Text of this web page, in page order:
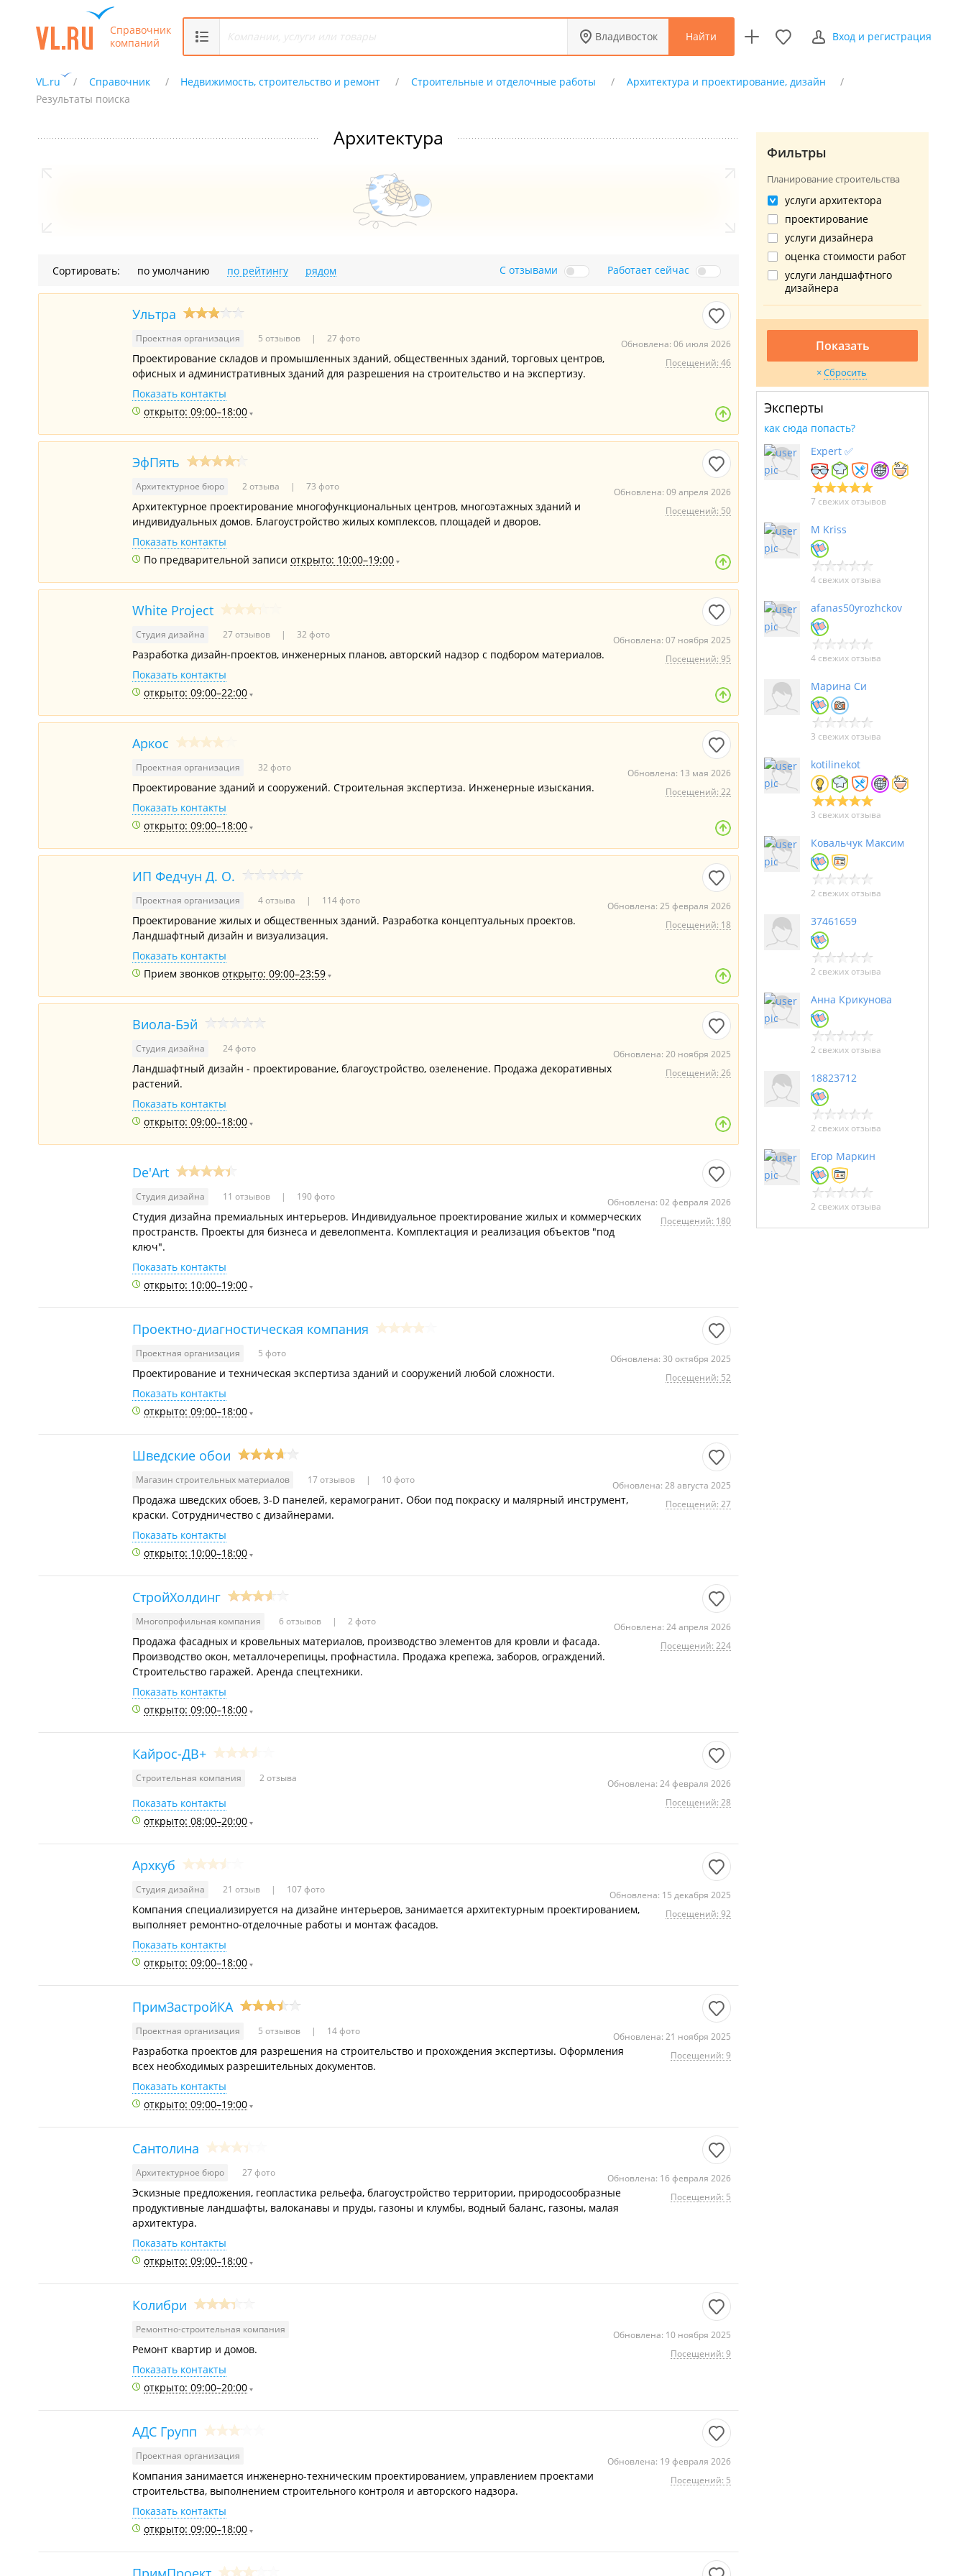
Справочник
компаний
Владивосток Найти Вход и регистрация
VL.ru Справочник Недвижимость, строительство и ремонт Строительные и отделочные работы
Архитектура и проектирование, дизайн
Результаты поиска
Архитектура
Сортировать: по умолчанию по рейтингу рядом С отзывами Работает сейчас
Ультра
Проектная организация 5 отзывов 27 фото
Обновлена: 06 июля 2026
Посещений: 46
Проектирование складов и промышленных зданий, общественных зданий, торговых центров,
офисных и административных зданий для разрешения на строительство и на экспертизу.
Показать контакты
открыто: 09:00–18:00
ЭфПять
Архитектурное бюро 2 отзыва 73 фото
Обновлена: 09 апреля 2026
Посещений: 50
Архитектурное проектирование многофункциональных центров, многоэтажных зданий и
индивидуальных домов. Благоустройство жилых комплексов, площадей и дворов.
Показать контакты
По предварительной записи открыто: 10:00–19:00
White Project
Студия дизайна 27 отзывов 32 фото
Обновлена: 07 ноября 2025
Посещений: 95
Разработка дизайн-проектов, инженерных планов, авторский надзор с подбором материалов.
Показать контакты
открыто: 09:00–22:00
Аркос
Проектная организация 32 фото
Обновлена: 13 мая 2026
Посещений: 22
Проектирование зданий и сооружений. Строительная экспертиза. Инженерные изыскания.
Показать контакты
открыто: 09:00–18:00
ИП Федчун Д. О.
Проектная организация 4 отзыва 114 фото
Обновлена: 25 февраля 2026
Посещений: 18
Проектирование жилых и общественных зданий. Разработка концептуальных проектов.
Ландшафтный дизайн и визуализация.
Показать контакты
Прием звонков открыто: 09:00–23:59
Виола-Бэй
Студия дизайна 24 фото
Обновлена: 20 ноября 2025
Посещений: 26
Ландшафтный дизайн - проектирование, благоустройство, озеленение. Продажа декоративных
растений.
Показать контакты
открыто: 09:00–18:00
De'Art
Студия дизайна 11 отзывов 190 фото
Обновлена: 02 февраля 2026
Посещений: 180
Студия дизайна премиальных интерьеров. Индивидуальное проектирование жилых и коммерческих
пространств. Проекты для бизнеса и девелопмента. Комплектация и реализация объектов "под
ключ".
Показать контакты
открыто: 10:00–19:00
Проектно-диагностическая компания
Проектная организация 5 фото
Обновлена: 30 октября 2025
Посещений: 52
Проектирование и техническая экспертиза зданий и сооружений любой сложности.
Показать контакты
открыто: 09:00–18:00
Шведские обои
Магазин строительных материалов 17 отзывов 10 фото
Обновлена: 28 августа 2025
Посещений: 27
Продажа шведских обоев, 3-D панелей, керамогранит. Обои под покраску и малярный инструмент,
краски. Сотрудничество с дизайнерами.
Показать контакты
открыто: 10:00–18:00
СтройХолдинг
Многопрофильная компания 6 отзывов 2 фото
Обновлена: 24 апреля 2026
Посещений: 224
Продажа фасадных и кровельных материалов, производство элементов для кровли и фасада.
Производство окон, металлочерепицы, профнастила. Продажа крепежа, заборов, ограждений.
Строительство гаражей. Аренда спецтехники.
Показать контакты
открыто: 09:00–18:00
Кайрос-ДВ+
Строительная компания 2 отзыва
Обновлена: 24 февраля 2026
Посещений: 28
Показать контакты
открыто: 08:00–20:00
Архкуб
Студия дизайна 21 отзыв 107 фото
Обновлена: 15 декабря 2025
Посещений: 92
Компания специализируется на дизайне интерьеров, занимается архитектурным проектированием,
выполняет ремонтно-отделочные работы и монтаж фасадов.
Показать контакты
открыто: 09:00–18:00
ПримЗастройКА
Проектная организация 5 отзывов 14 фото
Обновлена: 21 ноября 2025
Посещений: 9
Разработка проектов для разрешения на строительство и прохождения экспертизы. Оформления
всех необходимых разрешительных документов.
Показать контакты
открыто: 09:00–19:00
Сантолина
Архитектурное бюро 27 фото
Обновлена: 16 февраля 2026
Посещений: 5
Эскизные предложения, геопластика рельефа, благоустройство территории, природосообразные
продуктивные ландшафты, валоканавы и пруды, газоны и клумбы, водный баланс, газоны, малая
архитектура.
Показать контакты
открыто: 09:00–18:00
Колибри
Ремонтно-строительная компания
Обновлена: 10 ноября 2025
Посещений: 9
Ремонт квартир и домов.
Показать контакты
открыто: 09:00–20:00
АДС Групп
Проектная организация
Обновлена: 19 февраля 2026
Посещений: 5
Компания занимается инженерно-техническим проектированием, управлением проектами
строительства, выполнением строительного контроля и авторского надзора.
Показать контакты
открыто: 09:00–18:00
Фильтры
Планирование строительства
услуги архитектора
проектирование
услуги дизайнера
оценка стоимости работ
услуги ландшафтного
дизайнера
Показать
Сбросить
Эксперты
как сюда попасть?
Expert ✅
7 свежих отзывов
M Kriss
4 свежих отзыва
afanas50yrozhckov
4 свежих отзыва
Марина Си
3 свежих отзыва
kotilinekot
3 свежих отзыва
Ковальчук Максим
2 свежих отзыва
37461659
2 свежих отзыва
Анна Крикунова
2 свежих отзыва
18823712
2 свежих отзыва
Егор Маркин
2 свежих отзыва